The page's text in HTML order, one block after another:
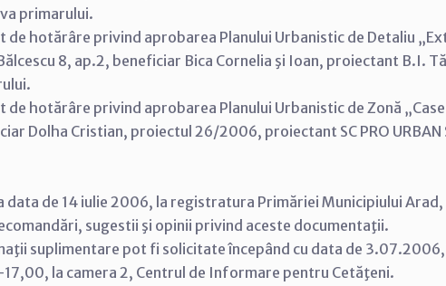
primarului.
de hotărâre privind aprobarea Planului Urbanistic de Detaliu
8, ap.2, beneficiar Bica Cornelia şi Ioan, proiectant B.I.
de hotărâre privind aprobarea Planului Urbanistic de Zonă
Dolha Cristian, proiectul 26/2006, proiectant SC PRO
data de 14 iulie 2006, la registratura Primăriei Municipiului
sugestii şi opinii privind aceste documentaţii.
suplimentare pot fi solicitate începând cu data de
la camera 2, Centrul de Informare pentru Cetăţeni.